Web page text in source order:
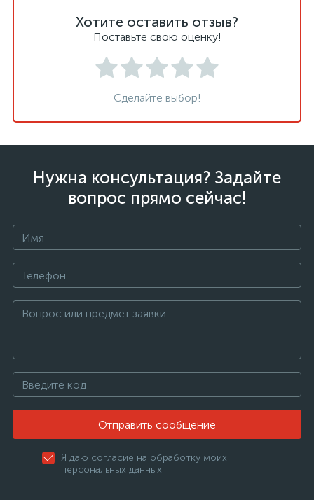
Хотите оставить отзыв?
Поставьте свою оценку!
Сделайте выбор!
Нужна консультация? Задайте
вопрос прямо сейчас!
Отправить сообщение
Я даю согласие на обработку моих
персональных данных